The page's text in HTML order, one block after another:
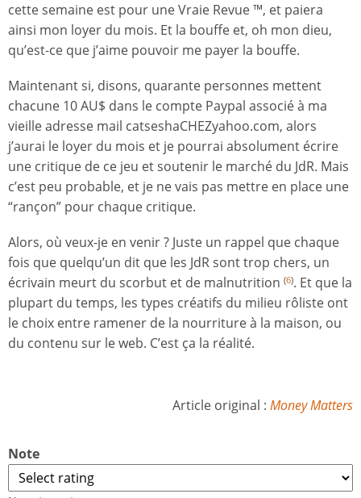
cette semaine est pour une Vraie Revue ™, et paiera
ainsi mon loyer du mois. Et la bouffe et, oh mon dieu,
qu’est-ce que j’aime pouvoir me payer la bouffe.
Maintenant si, disons, quarante personnes mettent
chacune 10 AU$ dans le compte Paypal associé à ma
vieille adresse mail catseshaCHEZyahoo.com, alors
j’aurai le loyer du mois et je pourrai absolument écrire
une critique de ce jeu et soutenir le marché du JdR. Mais
c’est peu probable, et je ne vais pas mettre en place une
“rançon” pour chaque critique.
Alors, où veux-je en venir ? Juste un rappel que chaque
fois que quelqu’un dit que les JdR sont trop chers, un
écrivain meurt du scorbut et de malnutrition (6). Et que la
plupart du temps, les types créatifs du milieu rôliste ont
le choix entre ramener de la nourriture à la maison, ou
du contenu sur le web. C’est ça la réalité.
Article original : Money Matters
Note